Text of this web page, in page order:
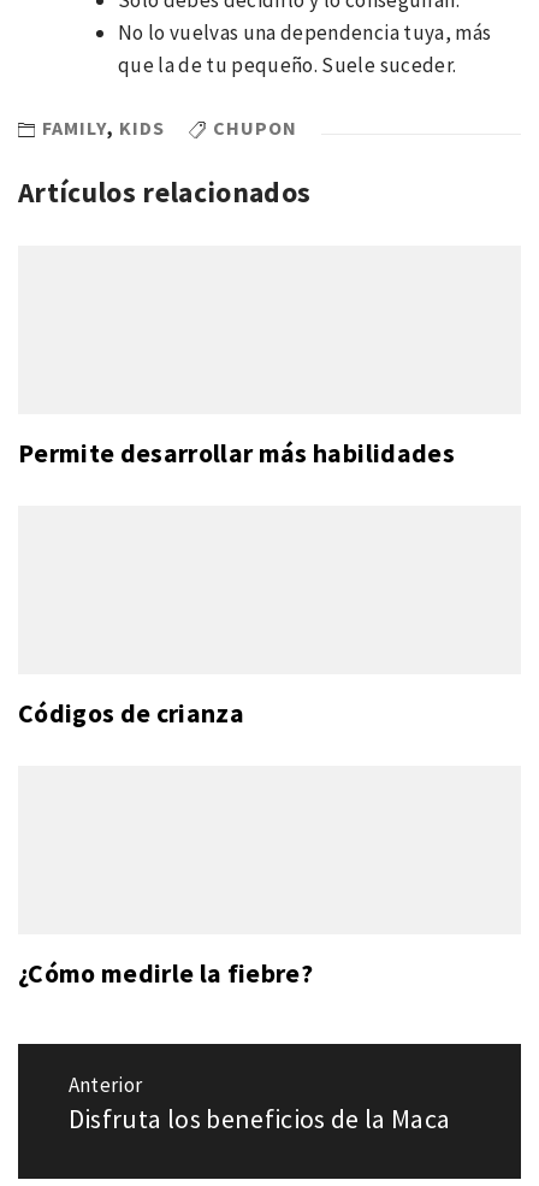
No lo vuelvas una dependencia tuya, más
que la de tu pequeño. Suele suceder.
FAMILY, KIDS CHUPON
Artículos relacionados
Permite desarrollar más habilidades
Códigos de crianza
¿Cómo medirle la fiebre?
Navegación
Anterior
Entrada
Disfruta los beneficios de la Maca